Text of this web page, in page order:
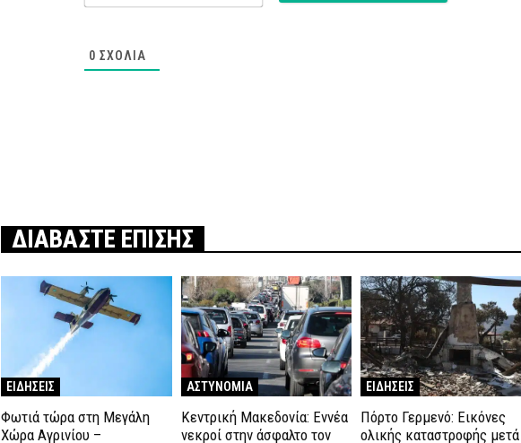
0 ΣΧΌΛΙΑ
ΔΙΑΒΑΣΤΕ ΕΠΙΣΗΣ
ΕΙΔΗΣΕΙΣ
Φωτιά τώρα στη Μεγάλη
Χώρα Αγρινίου –
ΑΣΤΥΝΟΜΙΑ
Κεντρική Μακεδονία: Εννέα
νεκροί στην άσφαλτο τον
ΕΙΔΗΣΕΙΣ
Πόρτο Γερμενό: Εικόνες
ολικής καταστροφής μετά